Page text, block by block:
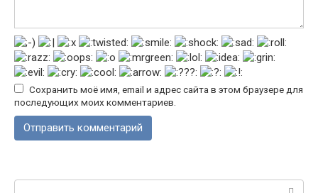
Сохранить моё имя, email и адрес сайта в этом браузере для
последующих моих комментариев.
Поиск: